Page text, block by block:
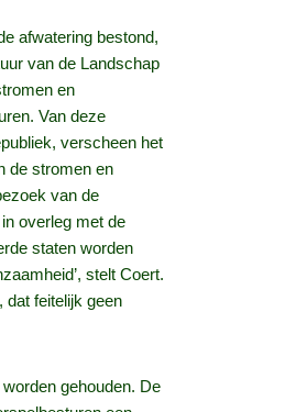
afwatering bestond,
van de Landschap
en
Van deze
verscheen het
de stromen en
van de
overleg met de
staten worden
stelt Coert.
dat feitelijk geen
gehouden. De